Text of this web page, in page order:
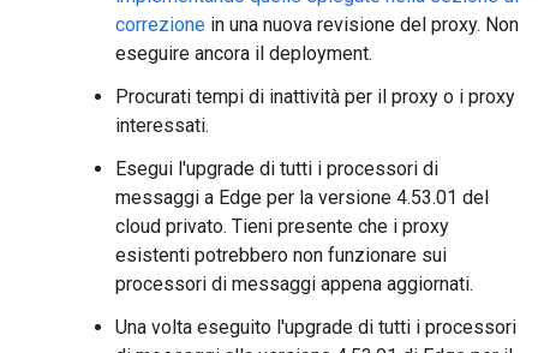
correzione in una nuova revisione del proxy. Non
eseguire ancora il deployment.
Procurati tempi di inattività per il proxy o i proxy
interessati.
Esegui l'upgrade di tutti i processori di
messaggi a Edge per la versione 4.53.01 del
cloud privato. Tieni presente che i proxy
esistenti potrebbero non funzionare sui
processori di messaggi appena aggiornati.
Una volta eseguito l'upgrade di tutti i processori